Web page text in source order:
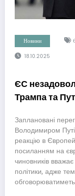
Новини
18.10.2025
ЄС
Трампа та
Заплановані
Володимиром
реакцію в
посиланням на
чиновників
політики, адже